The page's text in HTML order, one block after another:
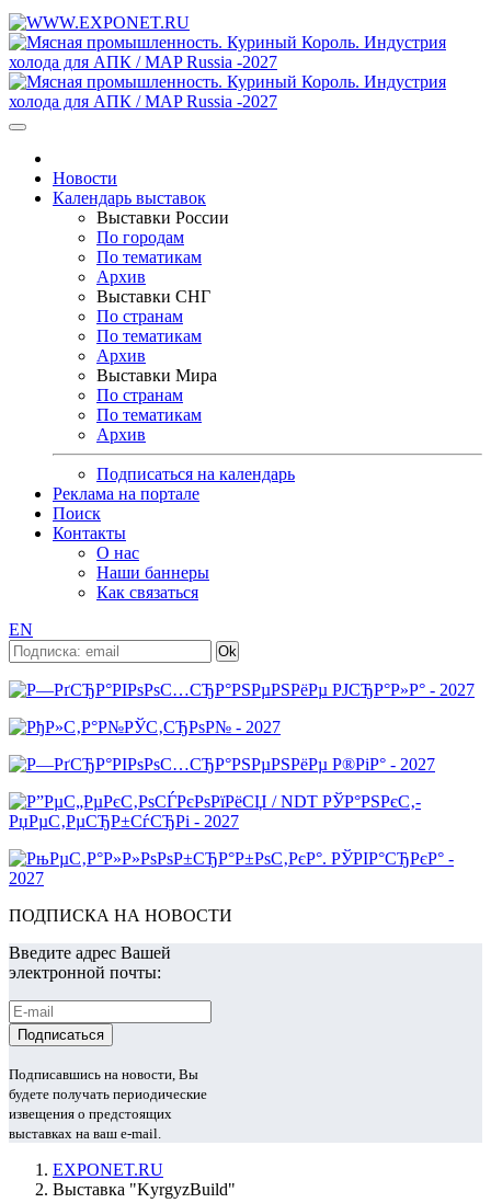
Новости
Календарь выставок
Выставки России
По городам
По тематикам
Архив
Выставки СНГ
По странам
По тематикам
Архив
Выставки Мира
По странам
По тематикам
Архив
Подписаться на календарь
Реклама на портале
Поиск
Контакты
О нас
Наши баннеры
Как связаться
EN
ПОДПИСКА НА НОВОСТИ
Введите адрес Вашей
электронной почты:
Подписавшись на новости, Вы
будете получать периодические
извещения о предстоящих
выставках на ваш e-mail.
EXPONET.RU
Выставка "KyrgyzBuild"